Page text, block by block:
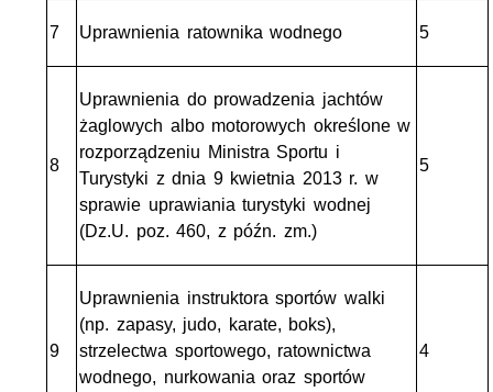
7 Uprawnienia ratownika wodnego 5
8
Uprawnienia do prowadzenia jachtów
żaglowych albo motorowych określone w
rozporządzeniu Ministra Sportu i
Turystyki z dnia 9 kwietnia 2013 r. w
sprawie uprawiania turystyki wodnej
(Dz.U. poz. 460, z późn. zm.)
5
9
Uprawnienia instruktora sportów walki
(np. zapasy, judo, karate, boks),
strzelectwa sportowego, ratownictwa
wodnego, nurkowania oraz sportów
4